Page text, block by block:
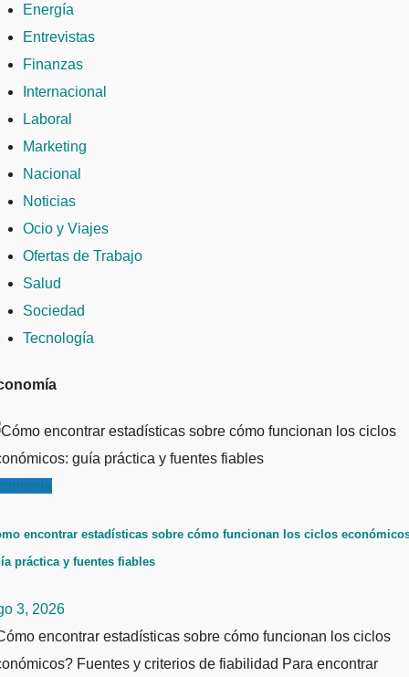
Energía
Entrevistas
Finanzas
Internacional
Laboral
Marketing
Nacional
Noticias
Ocio y Viajes
Ofertas de Trabajo
Salud
Sociedad
Tecnología
encontrar estadísticas sobre cómo funcionan los ciclos
práctica y fuentes fiables
3, 2026
encontrar estadísticas sobre cómo funcionan los ciclos
Fuentes y criterios de fiabilidad Para encontrar